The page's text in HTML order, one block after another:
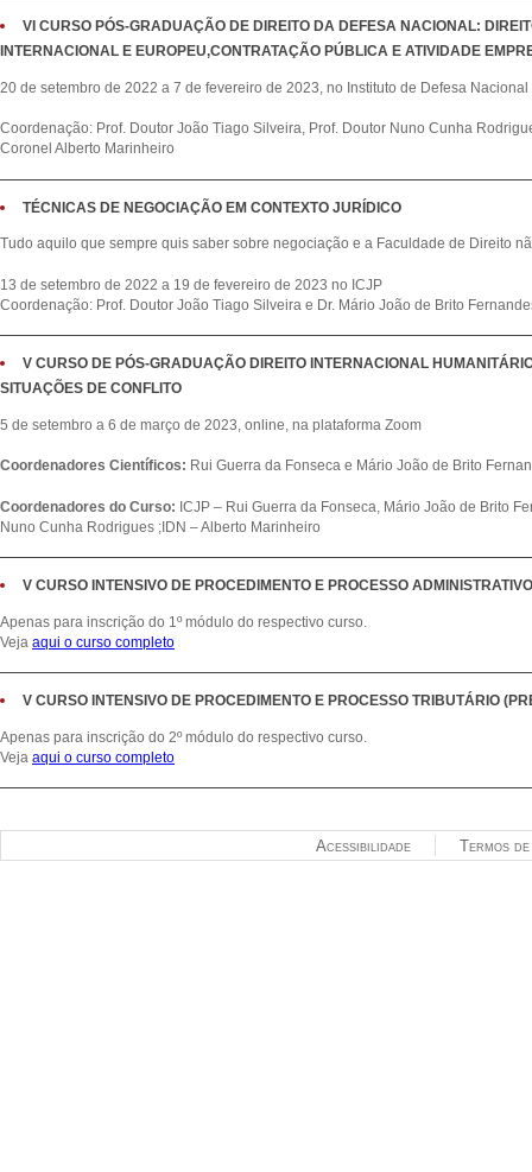
VI CURSO PÓS-GRADUAÇÃO DE DIREITO DA DEFESA NACIONAL:
INTERNACIONAL E EUROPEU,CONTRATAÇÃO PÚBLICA E ATIVIDADE
20 de setembro de 2022 a 7 de fevereiro de 2023, no Instituto de Defesa Nacional
Coordenação: Prof. Doutor João Tiago Silveira, Prof. Doutor Nuno Cunha
Coronel Alberto Marinheiro
TÉCNICAS DE NEGOCIAÇÃO EM CONTEXTO JURÍDICO
Tudo aquilo que sempre quis saber sobre negociação e a Faculdade de Direito
13 de setembro de 2022 a 19 de fevereiro de 2023 no ICJP
Coordenação: Prof. Doutor João Tiago Silveira e Dr. Mário João de Brito
V CURSO DE PÓS-GRADUAÇÃO DIREITO INTERNACIONAL
SITUAÇÕES DE CONFLITO
5 de setembro a 6 de março de 2023, online, na plataforma Zoom
Coordenadores Científicos: Rui Guerra da Fonseca e Mário João de Brito
Coordenadores do Curso: ICJP – Rui Guerra da Fonseca, Mário João de Brito
Nuno Cunha Rodrigues ;IDN – Alberto Marinheiro
V CURSO INTENSIVO DE PROCEDIMENTO E PROCESSO
Apenas para inscrição do 1º módulo do respectivo curso.
Veja aqui o curso completo
V CURSO INTENSIVO DE PROCEDIMENTO E PROCESSO TRIBUTÁRIO
Apenas para inscrição do 2º módulo do respectivo curso.
Veja aqui o curso completo
Termos
Acessibilidade